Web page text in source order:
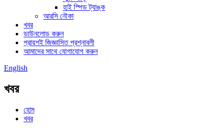
হাই স্পিড ট্যাঙ্ক
আরসি নৌকা
খবর
ডাউনলোড করুন
প্রায়শই জিজ্ঞাসিত প্রশ্নাবলী
আমাদের সাথে যোগাযোগ করুন
English
খবর
হোম
খবর